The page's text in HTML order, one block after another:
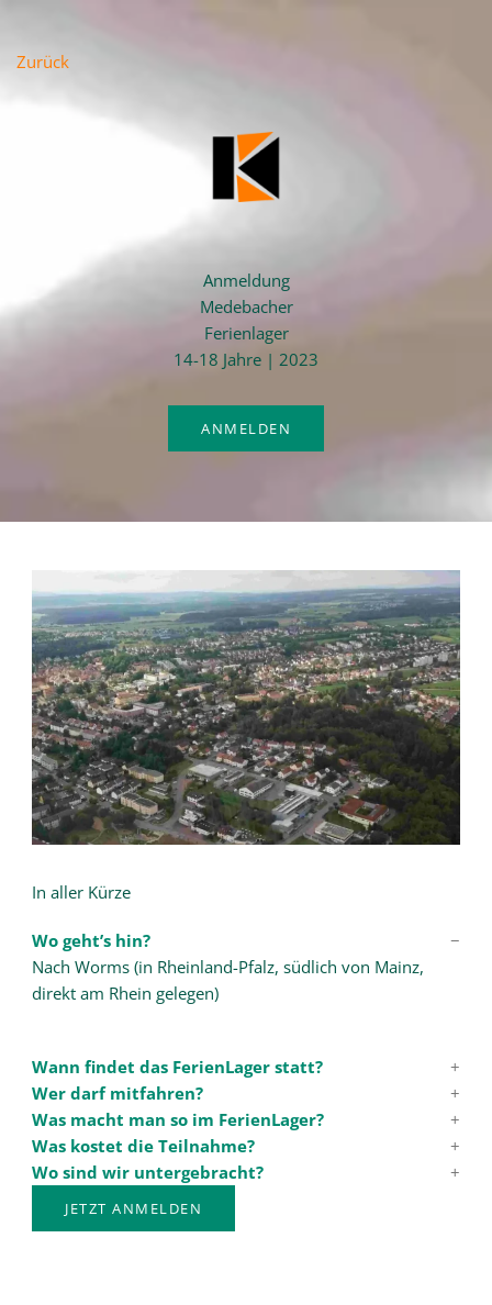
springen
Zurück
Anmeldung
Medebacher
Ferienlager
14-18 Jahre | 2023
ANMELDEN
In aller Kürze
Wo geht’s hin?
Nach Worms (in Rheinland-Pfalz, südlich von Mainz,
direkt am Rhein gelegen)
Wann findet das FerienLager statt?
Wer darf mitfahren?
Was macht man so im FerienLager?
Was kostet die Teilnahme?
Wo sind wir untergebracht?
JETZT ANMELDEN